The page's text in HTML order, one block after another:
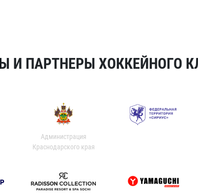
И ПАРТНЕРЫ ХОККЕЙНОГО
Администрация
Краснодарского края